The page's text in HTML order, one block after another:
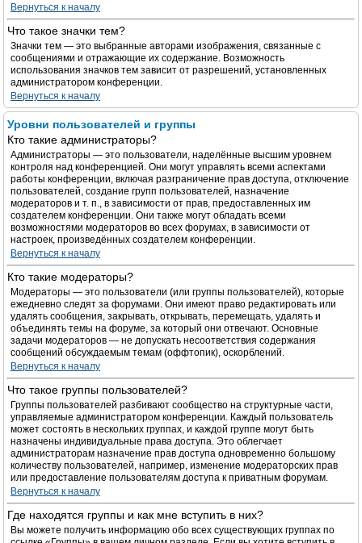
Вернуться к началу
Что такое значки тем?
Значки тем — это выбранные авторами изображения, связанные с
сообщениями и отражающие их содержание. Возможность
использования значков тем зависит от разрешений, установленных
администратором конференции.
Вернуться к началу
Уровни пользователей и группы
Кто такие администраторы?
Администраторы — это пользователи, наделённые высшим уровнем
контроля над конференцией. Они могут управлять всеми аспектами
работы конференции, включая разграничение прав доступа, отключение
пользователей, создание групп пользователей, назначение
модераторов и т. п., в зависимости от прав, предоставленных им
создателем конференции. Они также могут обладать всеми
возможностями модераторов во всех форумах, в зависимости от
настроек, произведённых создателем конференции.
Вернуться к началу
Кто такие модераторы?
Модераторы — это пользователи (или группы пользователей), которые
ежедневно следят за форумами. Они имеют право редактировать или
удалять сообщения, закрывать, открывать, перемещать, удалять и
объединять темы на форуме, за который они отвечают. Основные
задачи модераторов — не допускать несоответствия содержания
сообщений обсуждаемым темам (оффтопик), оскорблений.
Вернуться к началу
Что такое группы пользователей?
Группы пользователей разбивают сообщество на структурные части,
управляемые администратором конференции. Каждый пользователь
может состоять в нескольких группах, и каждой группе могут быть
назначены индивидуальные права доступа. Это облегчает
администраторам назначение прав доступа одновременно большому
количеству пользователей, например, изменение модераторских прав
или предоставление пользователям доступа к приватным форумам.
Вернуться к началу
Где находятся группы и как мне вступить в них?
Вы можете получить информацию обо всех существующих группах по